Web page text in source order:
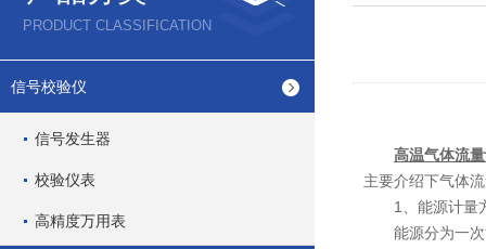
PRODUCT CLASSIFICATION
信号校验仪
信号发生器
校验仪表
高精度万用表
高温气体流
主要介绍下气体
1、能源计量
能源分为一次